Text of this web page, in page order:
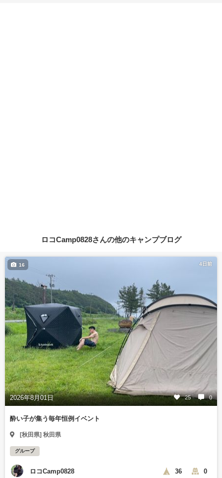
ロコCamp0828さんの他のキャンプブログ
4日前
2026年8月01日 25 0
16
酔い子が集う毎年恒例イベント
[秋田県] 秋田県
グループ
ロコCamp0828 36 0